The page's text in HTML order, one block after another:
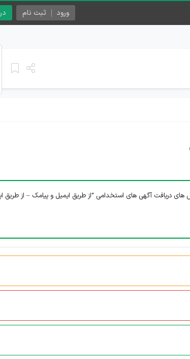
ورود ثبت نام
دریافت آگهی های استخدامی “از طریق ایمیل و پیامک – از طریق